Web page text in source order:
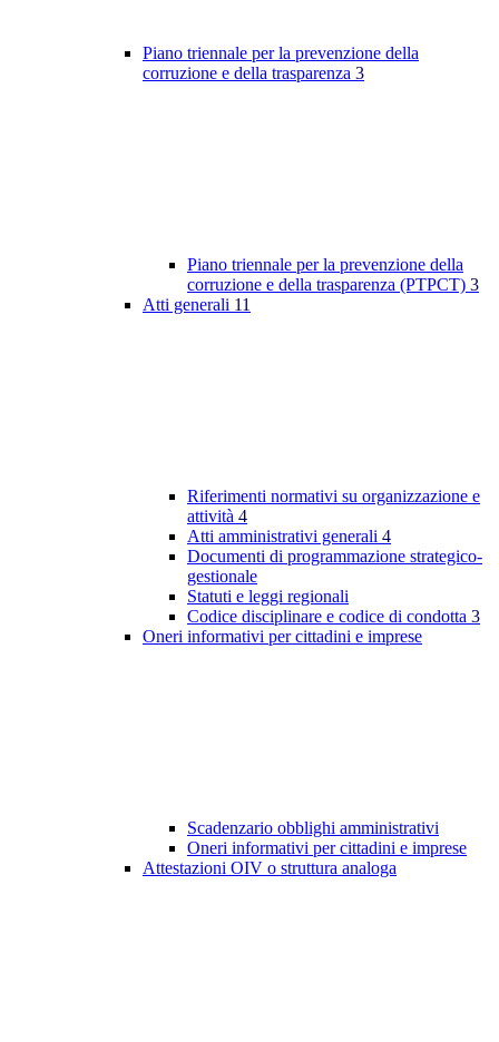
Piano triennale per la prevenzione della
corruzione e della trasparenza 3
Piano triennale per la prevenzione della
corruzione e della trasparenza (PTPCT) 3
Atti generali 11
Riferimenti normativi su organizzazione e
attività 4
Atti amministrativi generali 4
Documenti di programmazione strategico-
gestionale
Statuti e leggi regionali
Codice disciplinare e codice di condotta 3
Oneri informativi per cittadini e imprese
Scadenzario obblighi amministrativi
Oneri informativi per cittadini e imprese
Attestazioni OIV o struttura analoga